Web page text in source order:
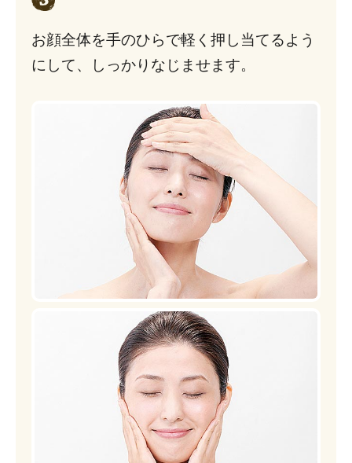
お顔全体を手のひらで軽く押し当てるよう
にして、しっかりなじませます。